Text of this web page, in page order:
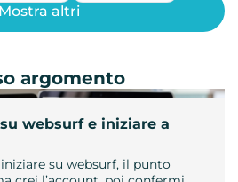
websurf e iniziare a
su websurf, il punto
Mostra altri
argomento